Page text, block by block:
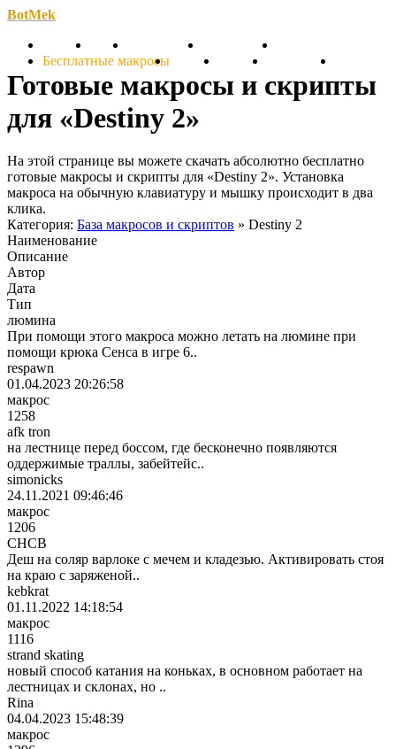
BotMek
Скачать
Обзор Обновления Инструкция
Бесплатные макросы Тарифы Отзывы Поддержка
Готовые макросы и скрипты
для «Destiny 2»
На этой странице вы можете скачать абсолютно бесплатно
готовые макросы и скрипты для «Destiny 2». Установка
макроса на обычную клавиатуру и мышку происходит в два
клика.
Категория: База макросов и скриптов » Destiny 2
Наименование
Описание
Автор
Дата
Тип
люмина
При помощи этого макроса можно летать на люмине при
помощи крюка Сенса в игре 6..
respawn
01.04.2023 20:26:58
макрос
1258
afk tron
на лестнице перед боссом, где бесконечно появляются
оддержимые траллы, забейтейс..
simonicks
24.11.2021 09:46:46
макрос
1206
СНСВ
Деш на соляр варлоке с мечем и кладезью. Активировать стоя
на краю с заряженой..
kebkrat
01.11.2022 14:18:54
макрос
1116
strand skating
новый способ катания на коньках, в основном работает на
лестницах и склонах, но ..
Rina
04.04.2023 15:48:39
макрос